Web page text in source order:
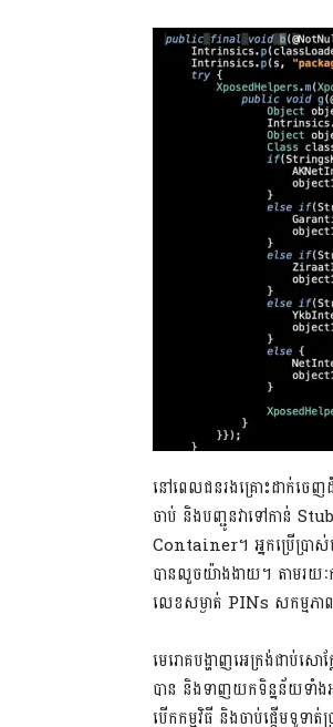
នៅពេលជនរងគ្រោះដាក់ចេញ
ចាប់ និងបញ្ជូនវាទៅកាន់
Container។ អ្នកប្រើប្រាស់
បានលួចយ៉ាងងាយ។ តាមរយ
លេខសម្ងាត់ PINs សកម្ម
មេរោគបង្ហាញអេក្រង់ជាប់ស
បាន និងទាញយកទិន្នន័យទាំង
បើកកម្មវិធី និងចាប់ផ្តើមទូទា